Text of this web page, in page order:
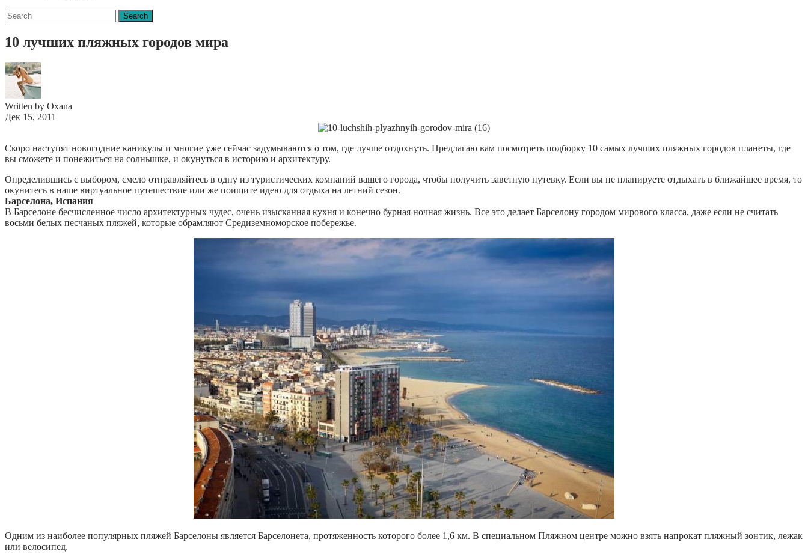
Search
for:
10 лучших пляжных городов мира
Written by Oxana
Дек 15, 2011
Скоро наступят новогодние каникулы и многие уже сейчас задумываются о том, где лучше отдохнуть. Предлагаю вам посмотреть подборку 10 самых лучших пляжных городов планеты, где
вы сможете и понежиться на солнышке, и окунуться в историю и архитектуру.
Определившись с выбором, смело отправляйтесь в одну из туристических компаний вашего города, чтобы получить заветную путевку. Если вы не планируете отдыхать в ближайшее время, то
окунитесь в наше виртуальное путешествие или же поищите идею для отдыха на летний сезон.
Барселона, Испания
В Барселоне бесчисленное число архитектурных чудес, очень изысканная кухня и конечно бурная ночная жизнь. Все это делает Барселону городом мирового класса, даже если не считать
восьми белых песчаных пляжей, которые обрамляют Средиземноморское побережье.
Одним из наиболее популярных пляжей Барселоны является Барселонета, протяженность которого более 1,6 км. В специальном Пляжном центре можно взять напрокат пляжный зонтик, лежак
или велосипед.